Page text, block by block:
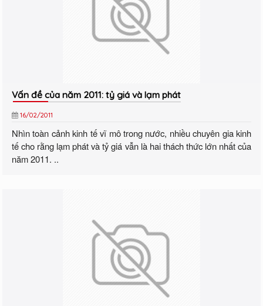
Vấn đề của năm 2011: tỷ giá và lạm phát
16/02/2011
Nhìn toàn cảnh kinh tế vĩ mô trong nước, nhiều chuyên gia kinh
tế cho rằng lạm phát và tỷ giá vẫn là hai thách thức lớn nhất của
năm 2011. ..